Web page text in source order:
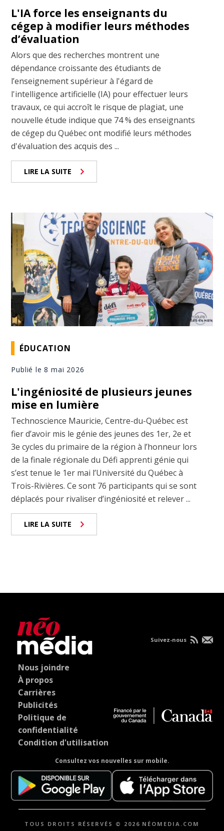
L'IA force les enseignants du
cégep à modifier leurs méthodes
d’évaluation
Alors que des recherches montrent une
dépendance croissante des étudiants de
l’enseignement supérieur à l'égard de
l'intelligence artificielle (IA) pour effectuer leurs
travaux, ce qui accroît le risque de plagiat, une
nouvelle étude indique que 74 % des enseignants
de cégep du Québec ont modifié leurs méthodes
d'évaluation des acquis des ...
LIRE LA SUITE
ÉDUCATION
Publié le 8 mai 2026
L'ingéniosité de plusieurs jeunes
mise en lumière
Technoscience Mauricie, Centre-du-Québec est
fier d’avoir mis le génie des jeunes des 1er, 2e et
3e cycles du primaire de la région à l’honneur lors
de la finale régionale du Défi apprenti génie qui
s’est tenue le 1er mai l’Université du Québec à
Trois-Rivières. Ce sont 76 participants qui se sont
déplacés pour rivaliser d’ingéniosité et relever ...
LIRE LA SUITE
Nous joindre
À propos
Carrières
Publicités
Politique de
confidentialité
Condition d'utilisation
Consultez vos nouvelles sur mobile.
Suivez-nous
TOUS DROITS RÉSERVÉS © 2026 NÉOMEDIA.COM